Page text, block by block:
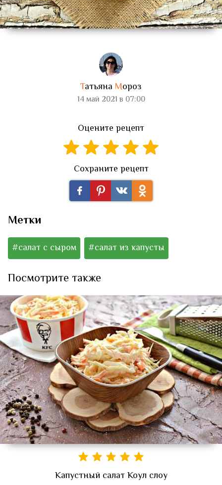
Татьяна Мороз
14 май 2021 в 07:00
Оцените рецепт
Сохраните рецепт
Метки
#салат с сыром #салат из капусты
Посмотрите также
Капустный салат Коул слоу